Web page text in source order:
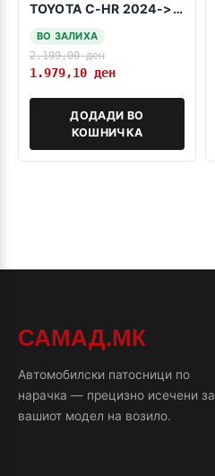
TOYOTA C-HR 2024->
ВО ЗАЛИХА
2.199,00ден
1.979,10 ден
ДОДАДИ ВО
КОШНИЧКА
САМАД.МК
Автомобилски патосници по
нарачка — прецизно исечени за
вашиот модел на возило.